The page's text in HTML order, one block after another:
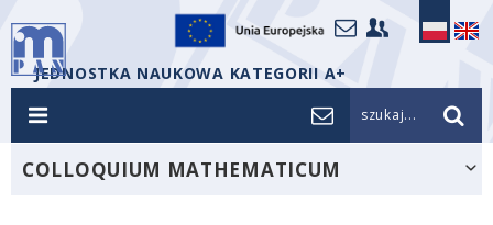
JEDNOSTKA NAUKOWA KATEGORII A+
szukaj...
COLLOQUIUM MATHEMATICUM